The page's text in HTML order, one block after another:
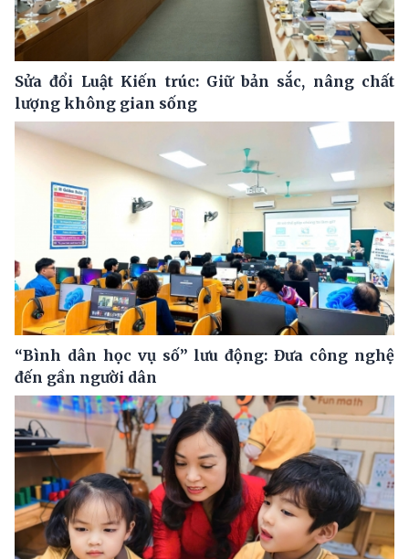
Sửa đổi Luật Kiến trúc: Giữ bản sắc, nâng chất
lượng không gian sống
“Bình dân học vụ số” lưu động: Đưa công nghệ
đến gần người dân